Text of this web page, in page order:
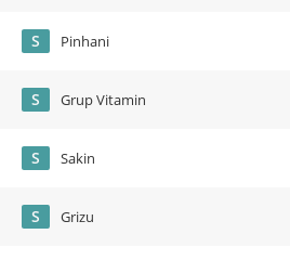
S Pinhani
S Grup Vitamin
S Sakin
S Grizu